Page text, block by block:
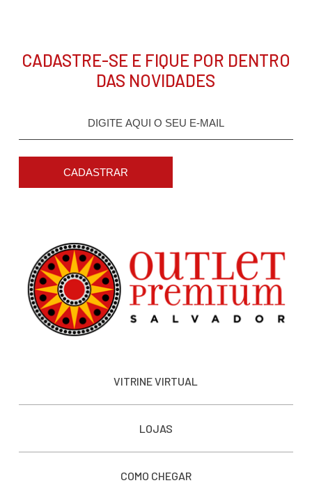
CADASTRE-SE E FIQUE POR DENTRO
DAS NOVIDADES
CADASTRAR
VITRINE VIRTUAL
LOJAS
COMO CHEGAR